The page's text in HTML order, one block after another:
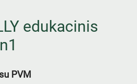
edukacinis
su PVM